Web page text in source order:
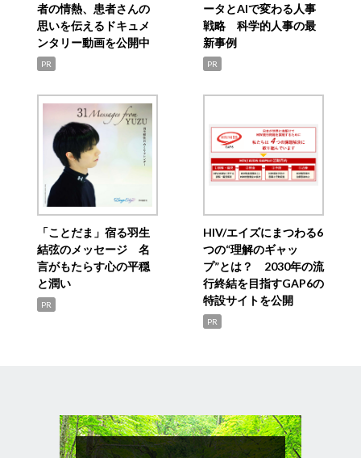
者の情熱、患者さんの
思いを伝えるドキュメ
ンタリー動画を公開中
PR
ータとAIで変わる人事
戦略 科学的人事の最
新事例
PR
「ことだま」宿る羽生
結弦のメッセージ 名
言がもたらす心の平穏
と潤い
PR
HIV/エイズにまつわる6
つの“理解のギャッ
プ”とは？ 2030年の流
行終結を目指すGAP6の
特設サイトを公開
PR